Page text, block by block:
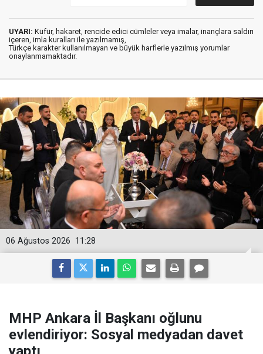
UYARI: Küfür, hakaret, rencide edici cümleler veya imalar, inançlara saldırı
içeren, imla kuralları ile yazılmamış,
Türkçe karakter kullanılmayan ve büyük harflerle yazılmış yorumlar
onaylanmamaktadır.
11:28
06 Ağustos 2026
MHP Ankara İl Başkanı oğlunu
evlendiriyor: Sosyal medyadan davet